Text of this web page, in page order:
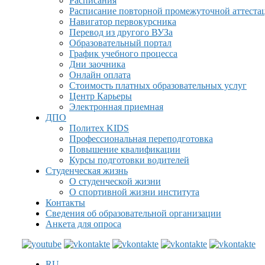
Расписание повторной промежуточной
Навигатор первокурсника
Перевод из другого ВУЗа
Образовательный портал
График учебного процесса
Дни заочника
Онлайн оплата
Стоимость платных образовательных услуг
Центр Карьеры
Электронная приемная
ДПО
Политех KIDS
Профессиональная переподготовка
Повышение квалификации
Курсы подготовки водителей
Студенческая жизнь
О студенческой жизни
О спортивной жизни института
Контакты
Сведения об образовательной организации
Анкета для опроса